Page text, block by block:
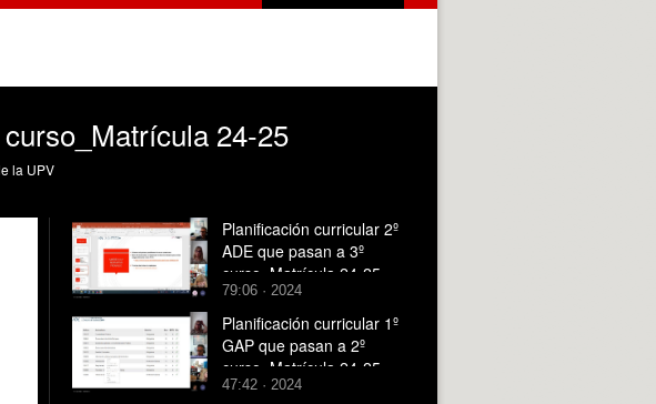
24-25
la UPV
Planificación curricular 2º
ADE que pasan a 3º
curso_Matrícula 24-25
79:06 · 2024
Planificación curricular 1º
GAP que pasan a 2º
curso_Matrícula 24-25
47:42 · 2024